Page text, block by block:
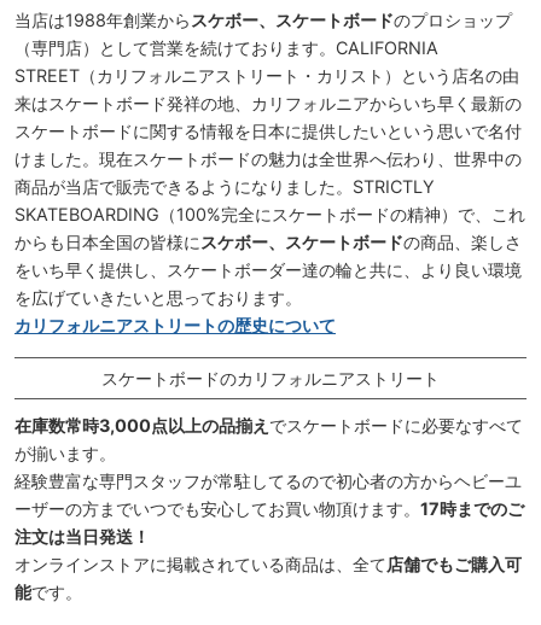
当店は1988年創業から スケボー、スケートボードのプロショップ
（専門店）として営業を続けております。CALIFORNIA
STREET（カリフォルニアストリート・カリスト）という店名の由
来はスケートボード発祥の地、カリフォルニアからいち早く最新の
スケートボードに関する情報を日本に提供したいという思いで名付
けました。現在スケートボードの魅力は全世界へ伝わり、世界中の
商品が当店で販売できるようになりました。STRICTLY
SKATEBOARDING（100%完全にスケートボードの精神）で、これ
からも日本全国の皆様に スケボー、スケートボードの商品、楽しさ
をいち早く提供し、スケートボーダー達の輪と共に、より良い環境
を広げていきたいと思っております。
カリフォルニアストリートの歴史について
スケートボードのカリフォルニアストリート
在庫数常時3,000点以上の品揃え でスケートボードに必要なすべて
が揃います。
経験豊富な専門スタッフが常駐してるので初心者の方からヘビーユ
ーザーの方までいつでも安心してお買い物頂けます。 17時までのご
注文は当日発送！
オンラインストアに掲載されている商品は、全て店舗でもご購入可
能です。